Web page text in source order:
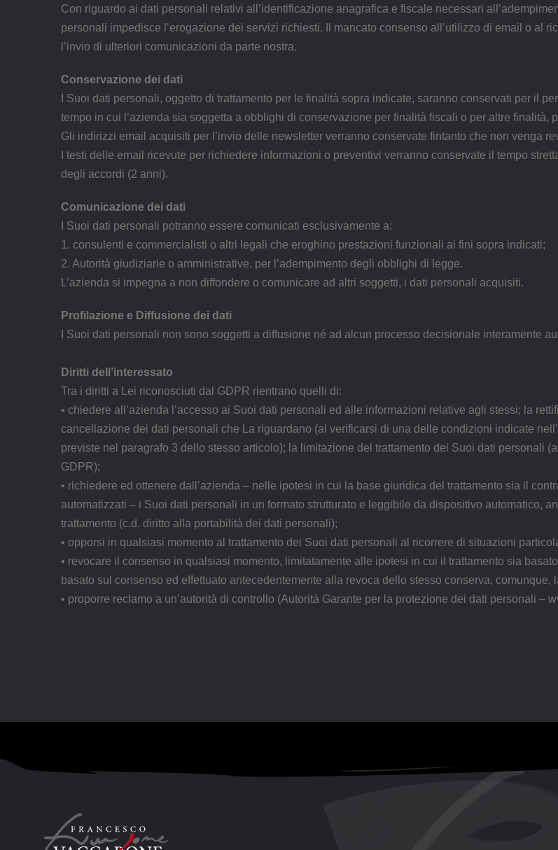
Con riguardo ai dati personali relativi all’identificazione anagrafica e fiscale necessari
personali impedisce l’erogazione dei servizi richiesti. Il mancato consenso all’utilizzo di email o al
l’invio di ulteriori comunicazioni da parte nostra.
Conservazione dei dati
I Suoi dati personali, oggetto di trattamento per le finalità sopra indicate, saranno conservati per il
tempo in cui l’azienda sia soggetta a obblighi di conservazione per finalità fiscali o per altre finalità,
Gli indirizzi email acquisiti per l’invio delle newsletter verranno conservate fintanto che non venga
I testi delle email ricevute per richiedere informazioni o preventivi verranno conservate il tempo
degli accordi (2 anni).
Comunicazione dei dati
I Suoi dati personali potranno essere comunicati esclusivamente a:
1. consulenti e commercialisti o altri legali che eroghino prestazioni funzionali ai fini sopra indicati;
2. Autorità giudiziarie o amministrative, per l’adempimento degli obblighi di legge.
L’azienda si impegna a non diffondere o comunicare ad altri soggetti, i dati personali acquisiti.
Profilazione e Diffusione dei dati
I Suoi dati personali non sono soggetti a diffusione né ad alcun processo decisionale interamente
Diritti dell’interessato
Tra i diritti a Lei riconosciuti dal GDPR rientrano quelli di:
• chiedere all’azienda l’accesso ai Suoi dati personali ed alle informazioni relative agli stessi; la
cancellazione dei dati personali che La riguardano (al verificarsi di una delle condizioni indicate
previste nel paragrafo 3 dello stesso articolo); la limitazione del trattamento dei Suoi dati personali
GDPR);
• richiedere ed ottenere dall’azienda – nelle ipotesi in cui la base giuridica del trattamento sia il
automatizzati – i Suoi dati personali in un formato strutturato e leggibile da dispositivo automatico,
trattamento (c.d. diritto alla portabilità dei dati personali);
• opporsi in qualsiasi momento al trattamento dei Suoi dati personali al ricorrere di situazioni
• revocare il consenso in qualsiasi momento, limitatamente alle ipotesi in cui il trattamento sia
basato sul consenso ed effettuato antecedentemente alla revoca dello stesso conserva, comunque,
• proporre reclamo a un’autorità di controllo (Autorità Garante per la protezione dei dati personali –